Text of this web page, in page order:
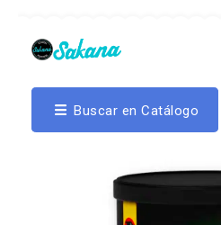
Buscar en Catálogo